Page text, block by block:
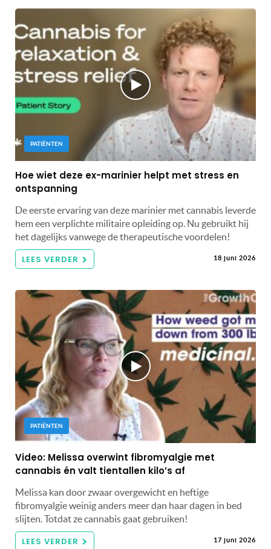
PATIËNTEN
Hoe wiet deze ex-marinier helpt met stress en
ontspanning
De eerste ervaring van deze marinier met cannabis leverde
hem een ​​verplichte militaire opleiding op. Nu gebruikt hij
het dagelijks vanwege de therapeutische voordelen!
LEES VERDER 18 juni 2026
PATIËNTEN
Video: Melissa overwint fibromyalgie met
cannabis én valt tientallen kilo’s af
Melissa kan door zwaar overgewicht en heftige
fibromyalgie weinig anders meer dan haar dagen in bed
slijten. Totdat ze cannabis gaat gebruiken!
LEES VERDER 17 juni 2026